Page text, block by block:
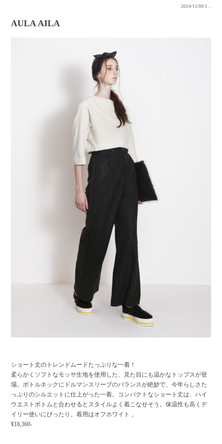
2014/11/09 f...
AULA AILA
ショート丈のトレンドムードたっぷりな一着！
柔らかくソフトなモッサ生地を使用した、見た目にも温かなトップスが登
場。ボトルネックにドルマンスリーブのバランスが絶妙で、今年らしさた
っぷりのシルエットに仕上がった一着。コンパクトなショート丈は、ハイ
ウエストボトムと合わせるとスタイルよく着こなせそう。保温性も高くデ
イリー使いにぴったり。着用はオフホワイト 。
¥18,360-